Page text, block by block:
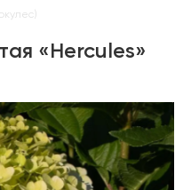
«Hercules»